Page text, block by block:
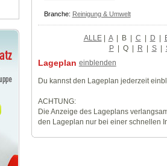
Branche: Reinigung & Umwelt
ALLE| A | B | C | D |
P | Q | R | S |
Lageplan einblenden
Du kannst den Lageplan jederzeit
ACHTUNG:
Die Anzeige des Lageplans
den Lageplan nur bei einer schnellen